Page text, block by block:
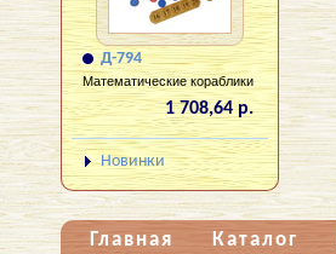
Д-794
Математические кораблики
1 708,64 р.
Новинки
Главная Каталог